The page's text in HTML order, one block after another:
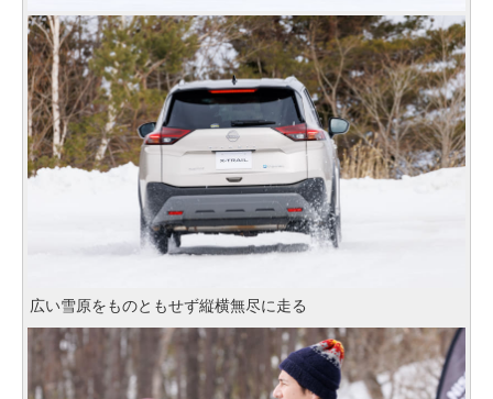
広い雪原をものともせず縦横無尽に走る